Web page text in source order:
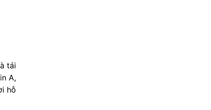
tái
A,
hỗ